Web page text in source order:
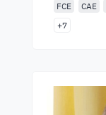
FCE CAE
+7